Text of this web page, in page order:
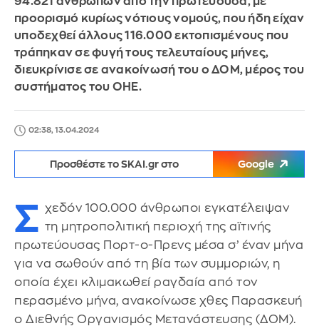
προορισμό κυρίως νότιους νομούς, που ήδη είχαν
υποδεχθεί άλλους 116.000 εκτοπισμένους που
τράπηκαν σε φυγή τους τελευταίους μήνες,
διευκρίνισε σε ανακοίνωσή του ο ΔΟΜ, μέρος του
συστήματος του ΟΗΕ.
02:38, 13.04.2024
Προσθέστε το SKAI.gr στο Google
Σ χεδόν 100.000 άνθρωποι εγκατέλειψαν
τη μητροπολιτική περιοχή της αϊτινής
πρωτεύουσας Πορτ-ο-Πρενς μέσα σ’ έναν μήνα
για να σωθούν από τη βία των συμμοριών, η
οποία έχει κλιμακωθεί ραγδαία από τον
περασμένο μήνα, ανακοίνωσε χθες Παρασκευή
ο Διεθνής Οργανισμός Μετανάστευσης (ΔΟΜ).